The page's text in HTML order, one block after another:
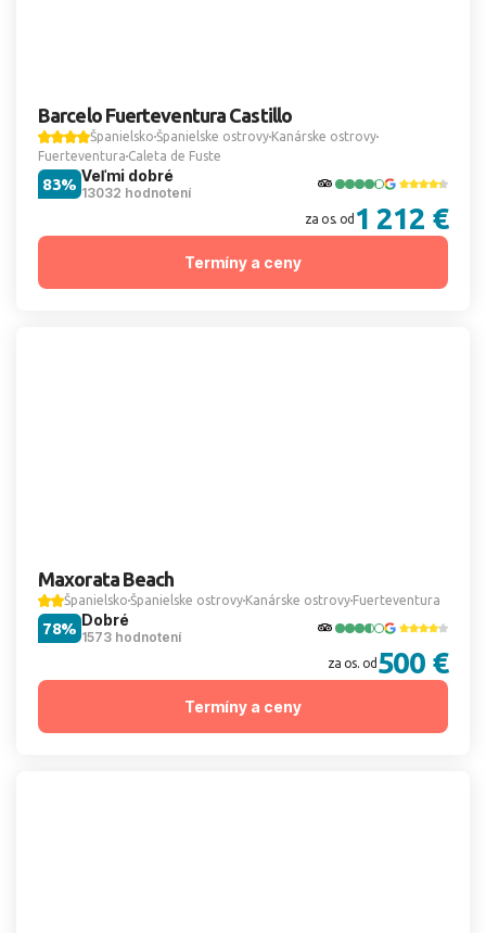
Barcelo Fuerteventura Castillo
Španielsko Španielske ostrovy Kanárske ostrovy
Fuerteventura Caleta de Fuste
Veľmi dobré
13032 hodnotení
83%
za os. od 1 212 €
Termíny a ceny
Maxorata Beach
Španielsko Španielske ostrovy Kanárske ostrovy Fuerteventura
Dobré
1573 hodnotení
78%
za os. od 500 €
Termíny a ceny